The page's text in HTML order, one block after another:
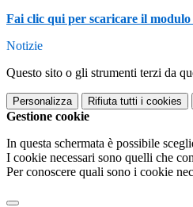
Fai clic qui per scaricare il
Notizie
Questo sito o gli strumenti terzi da
Personalizza Rifiuta tutti i cookies
Gestione cookie
In questa schermata è possibile
I cookie necessari sono quelli che
Per conoscere quali sono i cookie